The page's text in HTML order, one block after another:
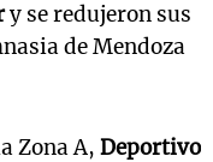
y se redujeron sus
de Mendoza
Zona A, Deportivo